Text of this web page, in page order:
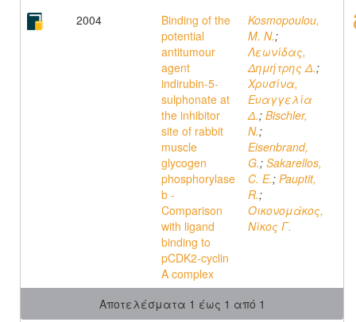
2004
Binding of the
potential
antitumour
agent
indirubin-5-
sulphonate at
the inhibitor
site of rabbit
muscle
glycogen
phosphorylase
b -
Comparison
with ligand
binding to
pCDK2-cyclin
A complex
Kosmopoulou,
M. N.;
Λεωνίδας,
Δημήτρης Δ.;
Χρυσίνα,
Ευαγγελία
Δ.; Bischler,
N.;
Eisenbrand,
G.; Sakarellos,
C. E.; Pauptit,
R.;
Οικονομάκος,
Νίκος Γ.
Αποτελέσματα 1 έως 1 από 1